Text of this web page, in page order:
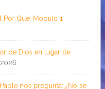
Por Qué: Módulo 1
de Dios en lugar de
nos pregunta: ¿No se